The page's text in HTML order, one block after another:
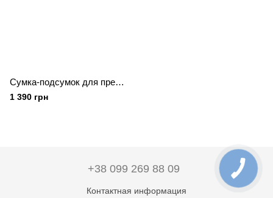
Сумка-подсумок для предметов личной гигиены Bagland 4,5 л. пиксель
1 390 грн
+38 099 269 88 09
Контактная информация